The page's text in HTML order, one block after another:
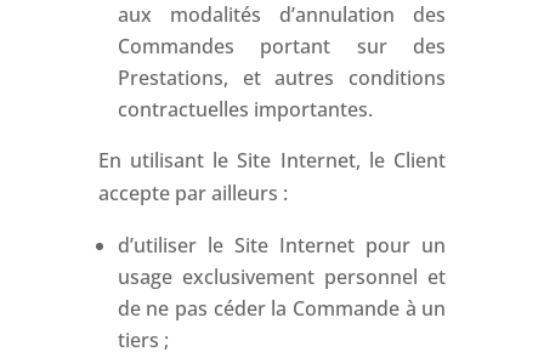
aux modalités d’annulation des
Commandes portant sur des
Prestations, et autres conditions
contractuelles importantes.
En utilisant le Site Internet, le Client
accepte par ailleurs :
d’utiliser le Site Internet pour un
usage exclusivement personnel et
de ne pas céder la Commande à un
tiers ;